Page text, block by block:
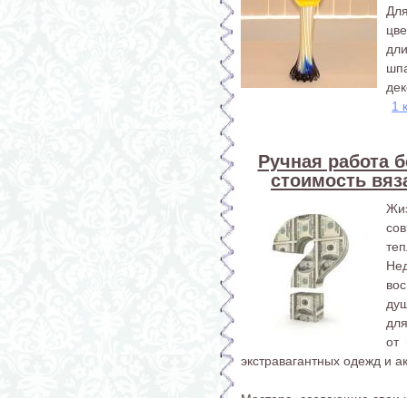
1
Ручная работа
стоимость
от
экстравагантных одежд и